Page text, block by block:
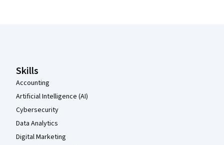
Skills
Accounting
Artificial Intelligence (AI)
Cybersecurity
Data Analytics
Digital Marketing